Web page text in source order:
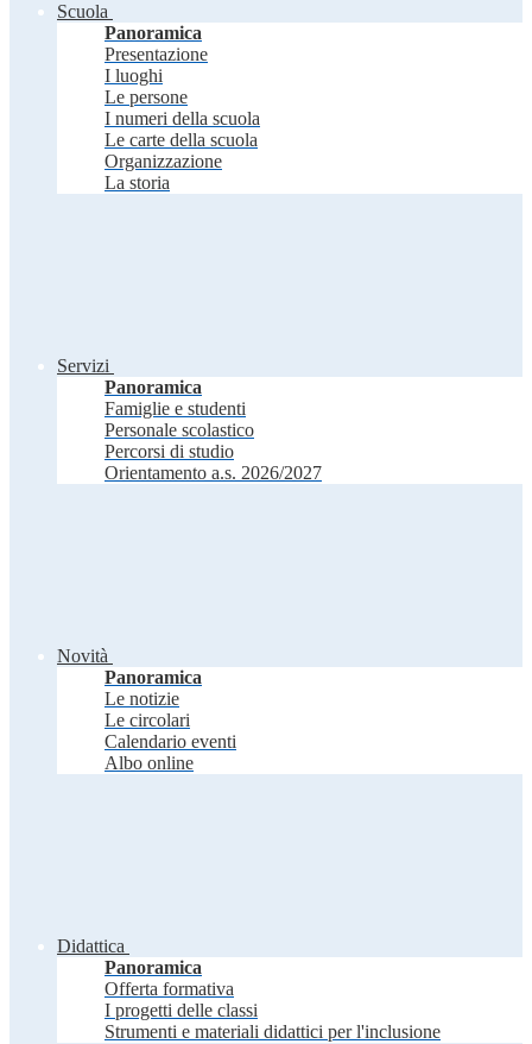
Scuola
Panoramica
Presentazione
I luoghi
Le persone
I numeri della scuola
Le carte della scuola
Organizzazione
La storia
Servizi
Panoramica
Famiglie e studenti
Personale scolastico
Percorsi di studio
Orientamento a.s. 2026/2027
Novità
Panoramica
Le notizie
Le circolari
Calendario eventi
Albo online
Didattica
Panoramica
Offerta formativa
I progetti delle classi
Strumenti e materiali didattici per l'inclusione